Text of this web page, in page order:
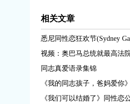
相关文章
悉尼同性恋狂欢节(Sydney
视频：奥巴马总统就最高法
同志真爱语录集锦
《我的同志孩子，爸妈爱
《我们可以结婚了》同性恋